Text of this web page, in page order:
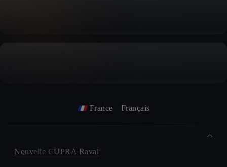
France Français
Nouvelle CUPRA Raval